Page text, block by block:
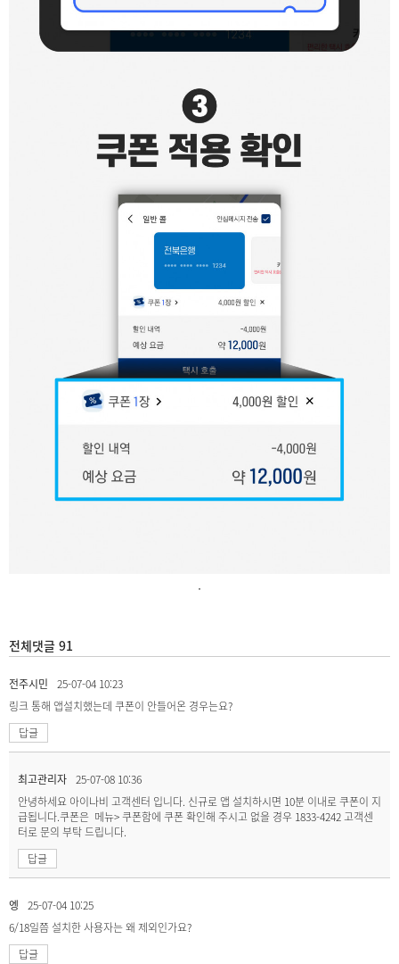
.
전체댓글 91
전주시민
25-07-04 10:23
링크 통해 앱설치했는데 쿠폰이 안들어온 경우는요?
답글
최고관리자 25-07-08 10:36
안녕하세요 아이나비 고객센터 입니다. 신규로 앱 설치하시면 10분 이내로 쿠폰이 지
급됩니다.쿠폰은 메뉴> 쿠폰함에 쿠폰 확인해 주시고 없을 경우 1833-4242 고객센
터로 문의 부탁 드립니다.
답글
엥
25-07-04 10:25
6/18일쯤 설치한 사용자는 왜 제외인가요?
답글